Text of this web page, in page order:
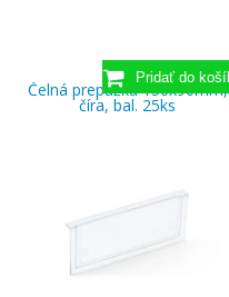
Čelná prepážka 156x90mm,
číra, bal. 25ks